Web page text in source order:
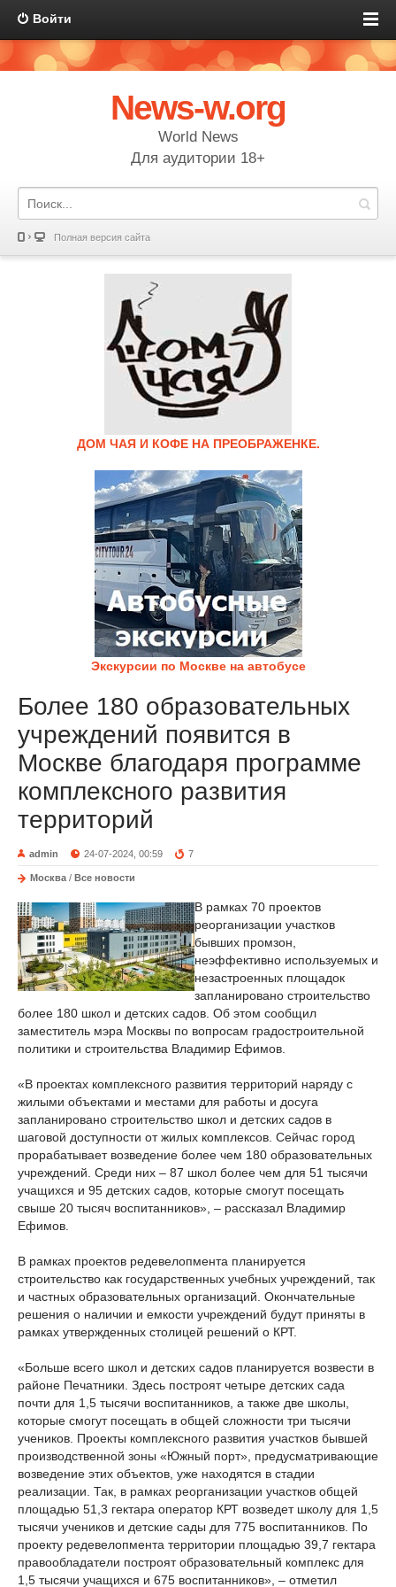
Войти
News-w.org
World News
Для аудитории 18+
Полная версия сайта
ДОМ ЧАЯ И КОФЕ НА ПРЕОБРАЖЕНКЕ.
Экскурсии по Москве на автобусе
Более 180 образовательных
учреждений появится в
Москве благодаря программе
комплексного развития
территорий
admin 24-07-2024, 00:59 7
Москва / Все новости
В рамках 70 проектов
реорганизации участков
бывших промзон,
неэффективно используемых и
незастроенных площадок
запланировано строительство
более 180 школ и детских садов. Об этом сообщил
заместитель мэра Москвы по вопросам градостроительной
политики и строительства Владимир Ефимов.
«В проектах комплексного развития территорий наряду с
жилыми объектами и местами для работы и досуга
запланировано строительство школ и детских садов в
шаговой доступности от жилых комплексов. Сейчас город
прорабатывает возведение более чем 180 образовательных
учреждений. Среди них – 87 школ более чем для 51 тысячи
учащихся и 95 детских садов, которые смогут посещать
свыше 20 тысяч воспитанников», – рассказал Владимир
Ефимов.
В рамках проектов редевелопмента планируется
строительство как государственных учебных учреждений, так
и частных образовательных организаций. Окончательные
решения о наличии и емкости учреждений будут приняты в
рамках утвержденных столицей решений о КРТ.
«Больше всего школ и детских садов планируется возвести в
районе Печатники. Здесь построят четыре детских сада
почти для 1,5 тысячи воспитанников, а также две школы,
которые смогут посещать в общей сложности три тысячи
учеников. Проекты комплексного развития участков бывшей
производственной зоны «Южный порт», предусматривающие
возведение этих объектов, уже находятся в стадии
реализации. Так, в рамках реорганизации участков общей
площадью 51,3 гектара оператор КРТ возведет школу для 1,5
тысячи учеников и детские сады для 775 воспитанников. По
проекту редевелопмента территории площадью 39,7 гектара
правообладатели построят образовательный комплекс для
1,5 тысячи учащихся и 675 воспитанников», – отметил